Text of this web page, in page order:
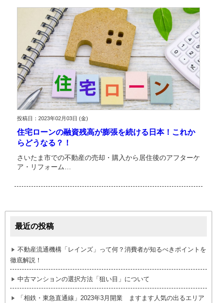
投稿日：2023年02月03日 (金)
住宅ローンの融資残高が膨張を続ける日本！これか
らどうなる？！
さいたま市での不動産の売却・購入から居住後のアフターケ
ア・リフォーム…
最近の投稿
不動産流通機構「レインズ」って何？消費者が知るべきポイントを
徹底解説！
中古マンションの選択方法「狙い目」について
「相鉄・東急直通線」2023年3月開業 ますます人気の出るエリア